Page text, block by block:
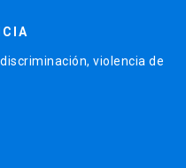
violencia de